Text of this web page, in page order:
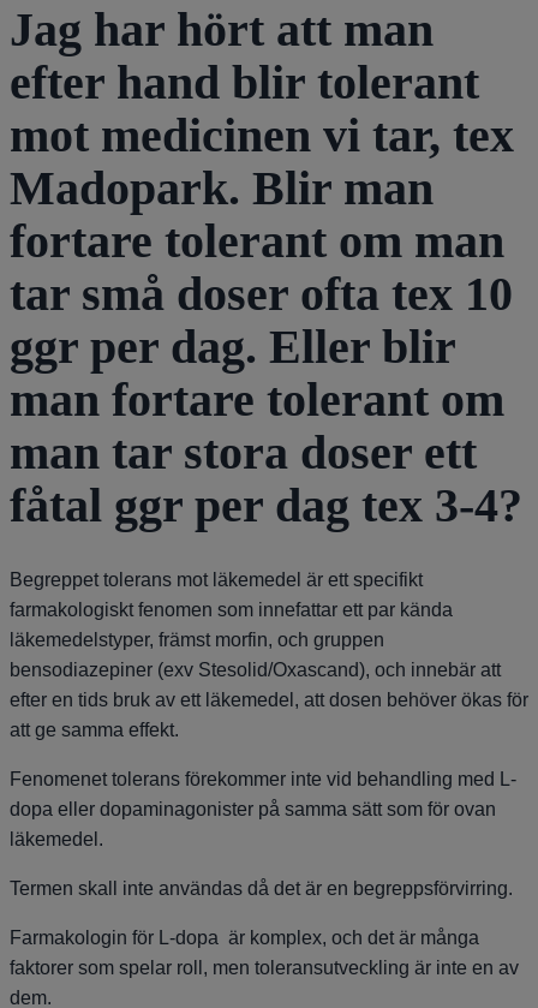
Jag har hört att man
efter hand blir tolerant
mot medicinen vi tar, tex
Madopark. Blir man
fortare tolerant om man
tar små doser ofta tex 10
ggr per dag. Eller blir
man fortare tolerant om
man tar stora doser ett
fåtal ggr per dag tex 3-4?
Begreppet tolerans mot läkemedel är ett specifikt
farmakologiskt fenomen som innefattar ett par kända
läkemedelstyper, främst morfin, och gruppen
bensodiazepiner (exv Stesolid/Oxascand), och innebär att
efter en tids bruk av ett läkemedel, att dosen behöver ökas för
att ge samma effekt.
Fenomenet tolerans förekommer inte vid behandling med L-
dopa eller dopaminagonister på samma sätt som för ovan
läkemedel.
Termen skall inte användas då det är en begreppsförvirring.
Farmakologin för L-dopa är komplex, och det är många
faktorer som spelar roll, men toleransutveckling är inte en av
dem.